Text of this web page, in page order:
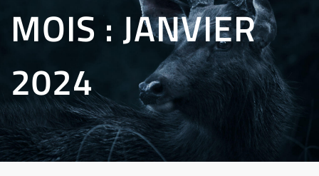
MOIS : JANVIER
2024